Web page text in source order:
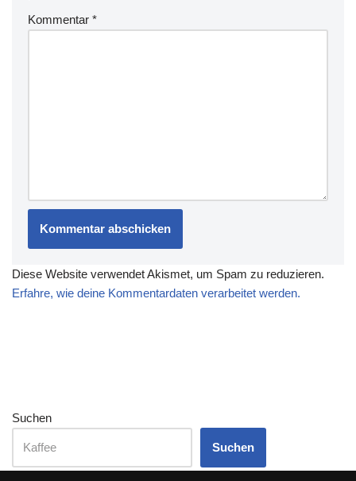
Kommentar *
Diese Website verwendet Akismet, um Spam zu reduzieren.
Erfahre, wie deine Kommentardaten verarbeitet werden.
Suchen
Suchen